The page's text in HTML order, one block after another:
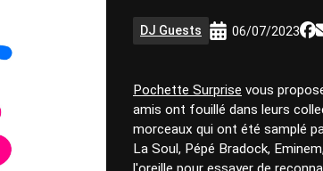
DJ Guests 06/07/2023
Pochette Surprise vous
amis ont fouillé dans leurs
morceaux qui ont été samplé
La Soul, Pépé Bradock,